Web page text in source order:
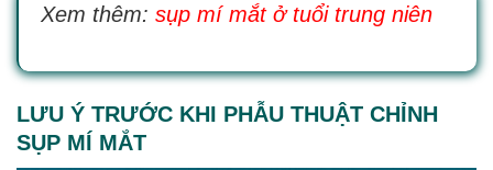
Xem thêm: sụp mí mắt ở tuổi trung niên
LƯU Ý TRƯỚC KHI PHẪU THUẬT CHỈNH
SỤP MÍ MẮT